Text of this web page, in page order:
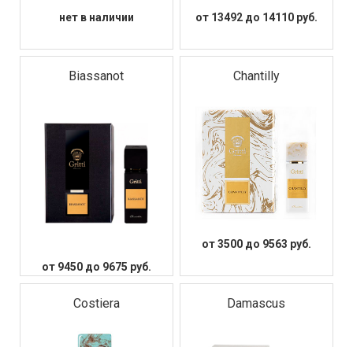
нет в наличии от 13492 до 14110 руб.
Biassanot
от 9450 до 9675 руб.
Chantilly
от 3500 до 9563 руб.
Costiera Damascus